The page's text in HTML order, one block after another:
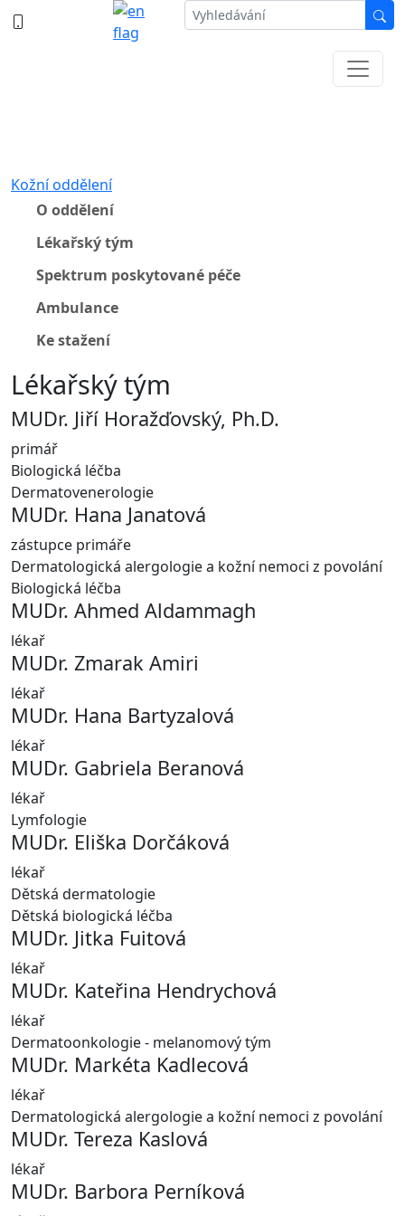
Kožní oddělení
O oddělení
Lékařský tým
Spektrum poskytované péče
Ambulance
Ke stažení
Lékařský tým
MUDr. Jiří Horažďovský, Ph.D.
primář
Biologická léčba
Dermatovenerologie
MUDr. Hana Janatová
zástupce primáře
Dermatologická alergologie a kožní nemoci z povolání
Biologická léčba
MUDr. Ahmed Aldammagh
lékař
MUDr. Zmarak Amiri
lékař
MUDr. Hana Bartyzalová
lékař
MUDr. Gabriela Beranová
lékař
Lymfologie
MUDr. Eliška Dorčáková
lékař
Dětská dermatologie
Dětská biologická léčba
MUDr. Jitka Fuitová
lékař
MUDr. Kateřina Hendrychová
lékař
Dermatoonkologie - melanomový tým
MUDr. Markéta Kadlecová
lékař
Dermatologická alergologie a kožní nemoci z povolání
MUDr. Tereza Kaslová
lékař
MUDr. Barbora Perníková